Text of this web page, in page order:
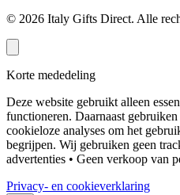
© 2026 Italy Gifts Direct. Alle
Korte mededeling
Deze website gebruikt alleen
functioneren. Daarnaast
cookieloze analyses om het
begrijpen. Wij gebruiken geen
advertenties • Geen verkoop van
Privacy- en cookieverklaring